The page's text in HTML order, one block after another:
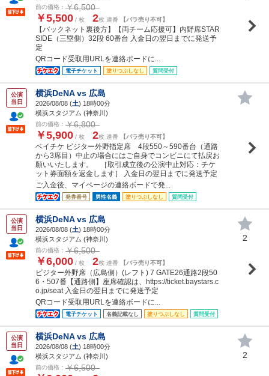
前の価格： ￥6,500
￥5,500 / 枚 2枚 連番 【バラ売り不可】
【バックネット裏後方】【両チーム応援可】内野席STAR
SIDE（三塁側）32段 60番台 入金日の翌日までに発送予
定
QRコード受取用URLを連絡ボードに...
電子チケット 塗りつぶしなし 質問受付
公演
当日
横浜DeNA vs 広島
2026/08/08 (土) 18時00分
横浜スタジアム (神奈川)
前の価格： ￥6,800
￥5,900 / 枚 2枚 連番 【バラ売り不可】
ベイチケ ビジター外野指定席 4段550～590番台（通路
から3席目）中止の場合にはご自身でコンビニにて払戻お
願いいたします。 ［取引成立後の公演中止対応：チケ
ット券面額を返金します］ 入金日の翌日までに発送予定
ご入金後、マイページの連絡ボードで発...
発券番号 男性名義 塗りつぶしなし 質問受付
公演
当日
横浜DeNA vs 広島
2026/08/08 (土) 18時00分
横浜スタジアム (神奈川)
前の価格： ￥6,500
￥6,000 / 枚 2枚 連番 【バラ売り不可】
ビジター外野席（広島側）(レフト) 7 GATE26通路2段50
6・507番【通路側】座席確認は、https://ticket.baystars.c
o.jp/seat 入金日の翌日までに発送予定
QRコード受取用URLを連絡ボードに...
電子チケット 名義記載なし 塗りつぶしなし 質問受付
2
公演
当日
横浜DeNA vs 広島
2026/08/08 (土) 18時00分
横浜スタジアム (神奈川)
前の価格： ￥6,500
2